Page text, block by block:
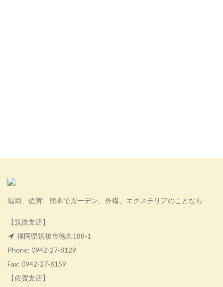
福岡、佐賀、熊本でガーデン、外構、エクステリアのことなら
【筑後支店】
福岡県筑後市徳久188-1
Phone: 0942-27-8129
Fax: 0942-27-8159
【佐賀支店】